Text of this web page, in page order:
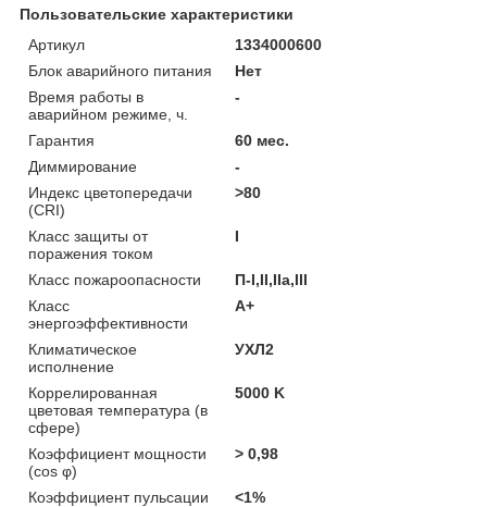
Пользовательские характеристики
Артикул
1334000600
Блок аварийного питания
Нет
Время работы в
аварийном режиме, ч.
-
Гарантия
60 мес.
Диммирование
-
Индекс цветопередачи
(CRI)
>80
Класс защиты от
поражения током
I
Класс пожароопасности
П-I,II,IIa,ІІІ
Класс
энергоэффективности
A+
Климатическое
исполнение
УХЛ2
Коррелированная
цветовая температура (в
сфере)
5000 K
Коэффициент мощности
(cos φ)
> 0,98
Коэффициент пульсации
<1%